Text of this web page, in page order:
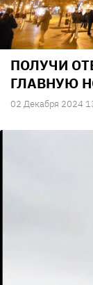
ПОЛУЧИ
ГЛАВНУЮ
02 Декабря 2024